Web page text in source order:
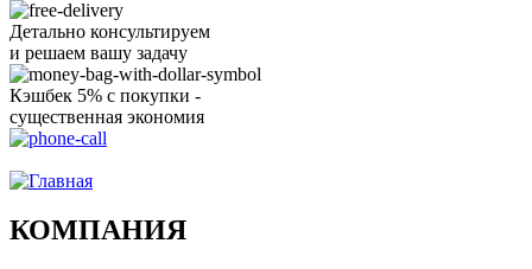
Детально консультируем
и решаем вашу задачу
Кэшбек 5% с покупки -
существенная экономия
КОМПАНИЯ